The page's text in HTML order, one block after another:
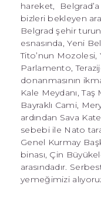
hareket, Belgrad’a
bizleri bekleyen
Belgrad şehir
esnasında, Yeni
Tito’nun Mozolesi,
Parlamento,
donanmasının
Kale Meydanı,
Bayraklı Cami,
ardından Sava
sebebi ile Nato
Genel Kurmay
binası, Çin
arasındadır.
yemeğimizi